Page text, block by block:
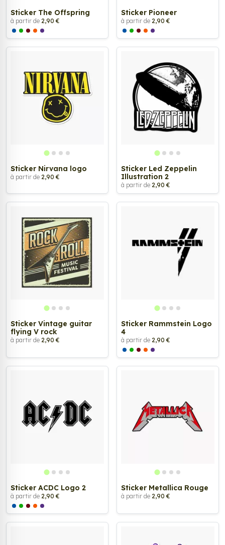
Sticker The Offspring
à partir de 2,90 €
Sticker Pioneer
à partir de 2,90 €
Sticker Nirvana logo
à partir de 2,90 €
Sticker Led Zeppelin
Illustration 2
à partir de 2,90 €
Sticker Vintage guitar
flying V rock
à partir de 2,90 €
Sticker Rammstein Logo
4
à partir de 2,90 €
Sticker ACDC Logo 2
à partir de 2,90 €
Sticker Metallica Rouge
à partir de 2,90 €